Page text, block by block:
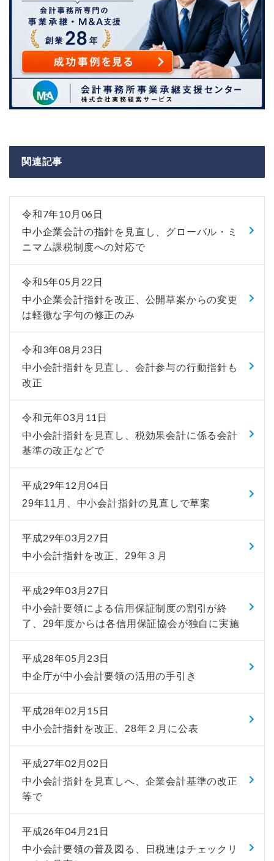
関連記事
令和7年10月06日
中小企業会計の指針を見直し、グローバル・ミ
ニマム課税制度への対応で
令和5年05月22日
中小企業会計指針を改正、公開草案からの変更
は軽微な字句の修正のみ
令和3年08月23日
中小会計指針を見直し、会計参与の行動指針も
改正
令和元年03月11日
中小会計指針を見直し、税効果会計に係る会計
基準の改正などで
平成29年12月04日
29年11月、中小会計指針の見直しで草案
平成29年03月27日
中小会計指針を改正、29年３月
平成29年03月27日
中小会計要領による信用保証制度の割引が終
了、29年度からは各信用保証協会が独自に実施
平成28年05月23日
中企庁が中小会計要領の活用の手引き
平成28年02月15日
中小会計指針を改正、28年２月に公表
平成27年02月02日
中小会計指針を見直しへ、企業会計基準の改正
等で
平成26年04月21日
中小会計要領の普及図る、日税連はチェックリ